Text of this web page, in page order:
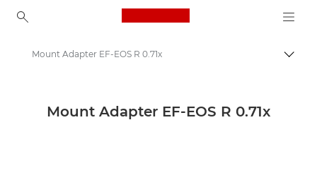
Canon Logo, back to
Sajtóközpont
Mount Adapter EF-EOS R 0.71x
Mount Adapter EF-EOS R 0.71x